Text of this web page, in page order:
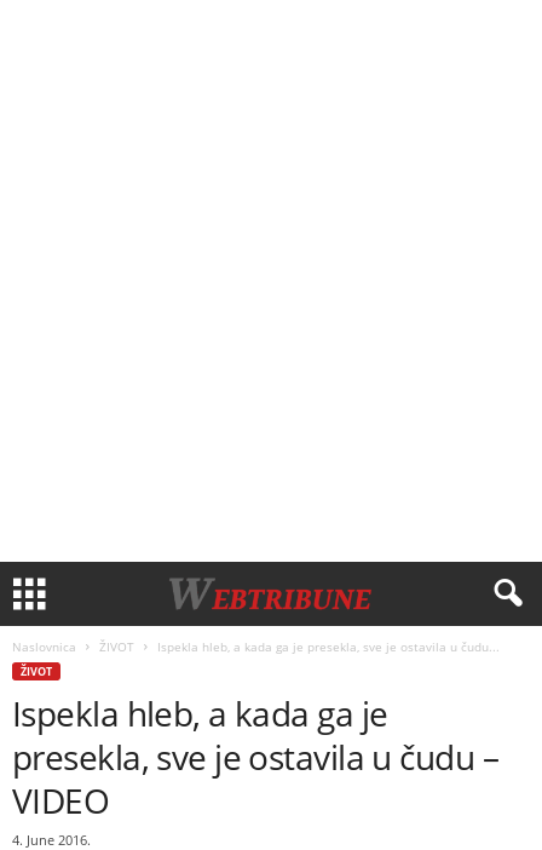
Naslovnica ŽIVOT Ispekla hleb, a kada ga je presekla, sve je ostavila u čudu...
ŽIVOT
Ispekla hleb, a kada ga je
presekla, sve je ostavila u čudu –
VIDEO
4. June 2016.